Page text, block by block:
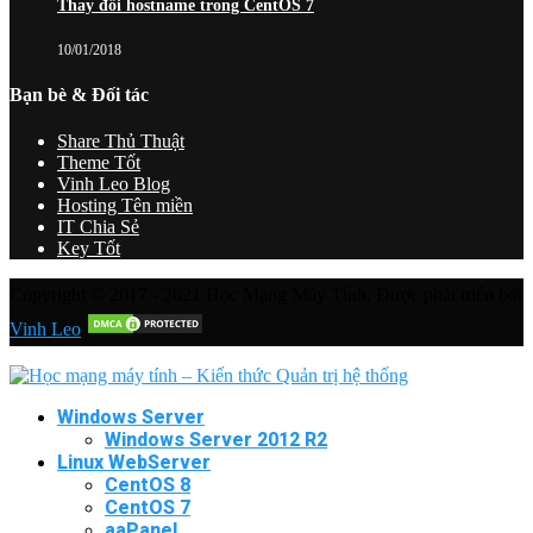
Thay đổi hostname trong CentOS 7
10/01/2018
Bạn bè & Đối tác
Share Thủ Thuật
Theme Tốt
Vinh Leo Blog
Hosting Tên miền
IT Chia Sẻ
Key Tốt
Vinh Leo
Windows Server
Windows Server 2012 R2
Linux WebServer
CentOS 8
CentOS 7